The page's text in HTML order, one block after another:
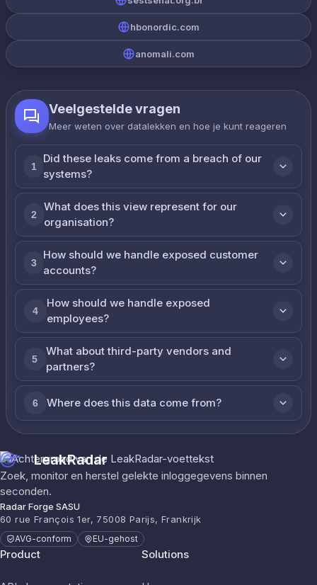
hbonordic.com
anomali.com
Veelgestelde vragen
Meer weten over datalekken en hoe je kunt reageren
1
Did these leaks come from a breach of our
systems?
2
What does this view represent for our
organisation?
3
How should we handle exposed customer
accounts?
4
How should we handle exposed
employees?
5
What about third-party vendors and
partners?
6 Where does this data come from?
LeakRadar
Zoek, monitor en herstel gelekte inloggegevens binnen
seconden.
Radar Forge SASU
60 rue François 1er, 75008 Parijs, Frankrijk
AVG-conform EU-gehost
Product Solutions